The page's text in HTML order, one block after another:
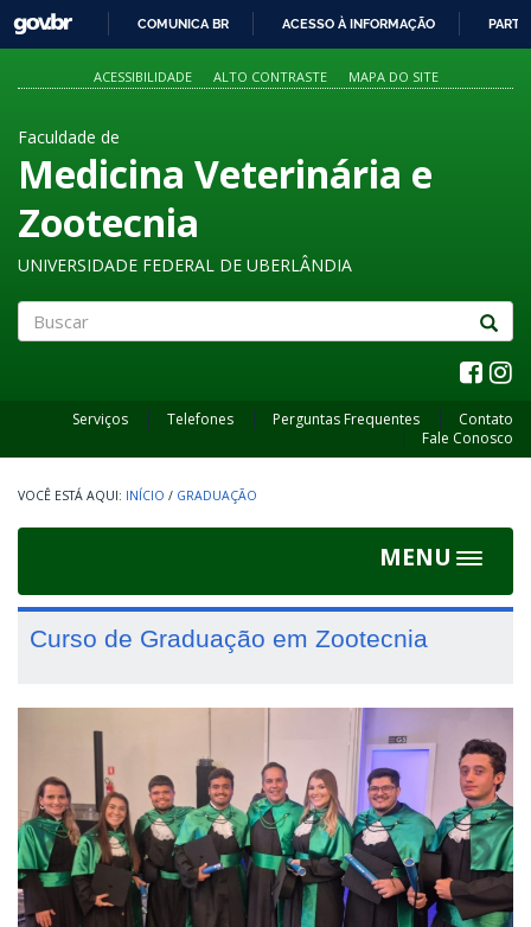
PARA
O
GOVBR
COMUNICA BR ACESSO À INFORMAÇÃO
ACESSIBILIDADE ALTO CONTRASTE MAPA DO SITE
Faculdade de
Medicina Veterinária e
Zootecnia
UNIVERSIDADE FEDERAL DE UBERLÂNDIA
Serviços Telefones Perguntas Frequentes
Contato
Fale Conosco
INÍCIO / GRADUAÇÃO
MENU
Toggle
Curso de Graduação em Zootecnia